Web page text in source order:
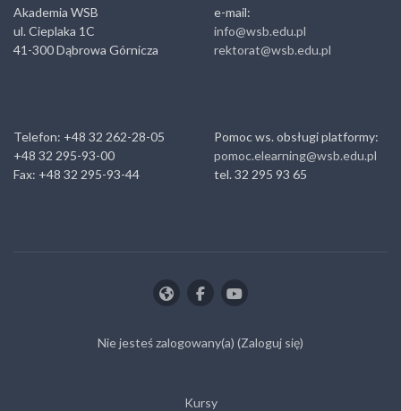
Akademia WSB
ul. Cieplaka 1C
41-300 Dąbrowa Górnicza
e-mail:
info@wsb.edu.pl
rektorat@wsb.edu.pl
Telefon: +48 32 262-28-05
+48 32 295-93-00
Fax: +48 32 295-93-44
Pomoc ws. obsługi platformy:
pomoc.elearning@wsb.edu.pl
tel. 32 295 93 65
Nie jesteś zalogowany(a) (Zaloguj się)
Kursy